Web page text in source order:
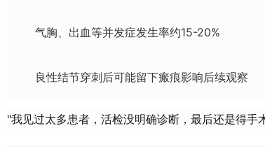
气胸、出血等并发症发生率约15-20%
良性结节穿刺后可能留下瘢痕影响后续观察
"我见过太多患者，活检没明确诊断，最后还是得手